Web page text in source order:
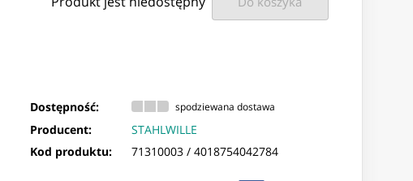
Dostępność: spodziewana dostawa
Producent:
STAHLWILLE
Kod produktu:
71310003 /4018754042784